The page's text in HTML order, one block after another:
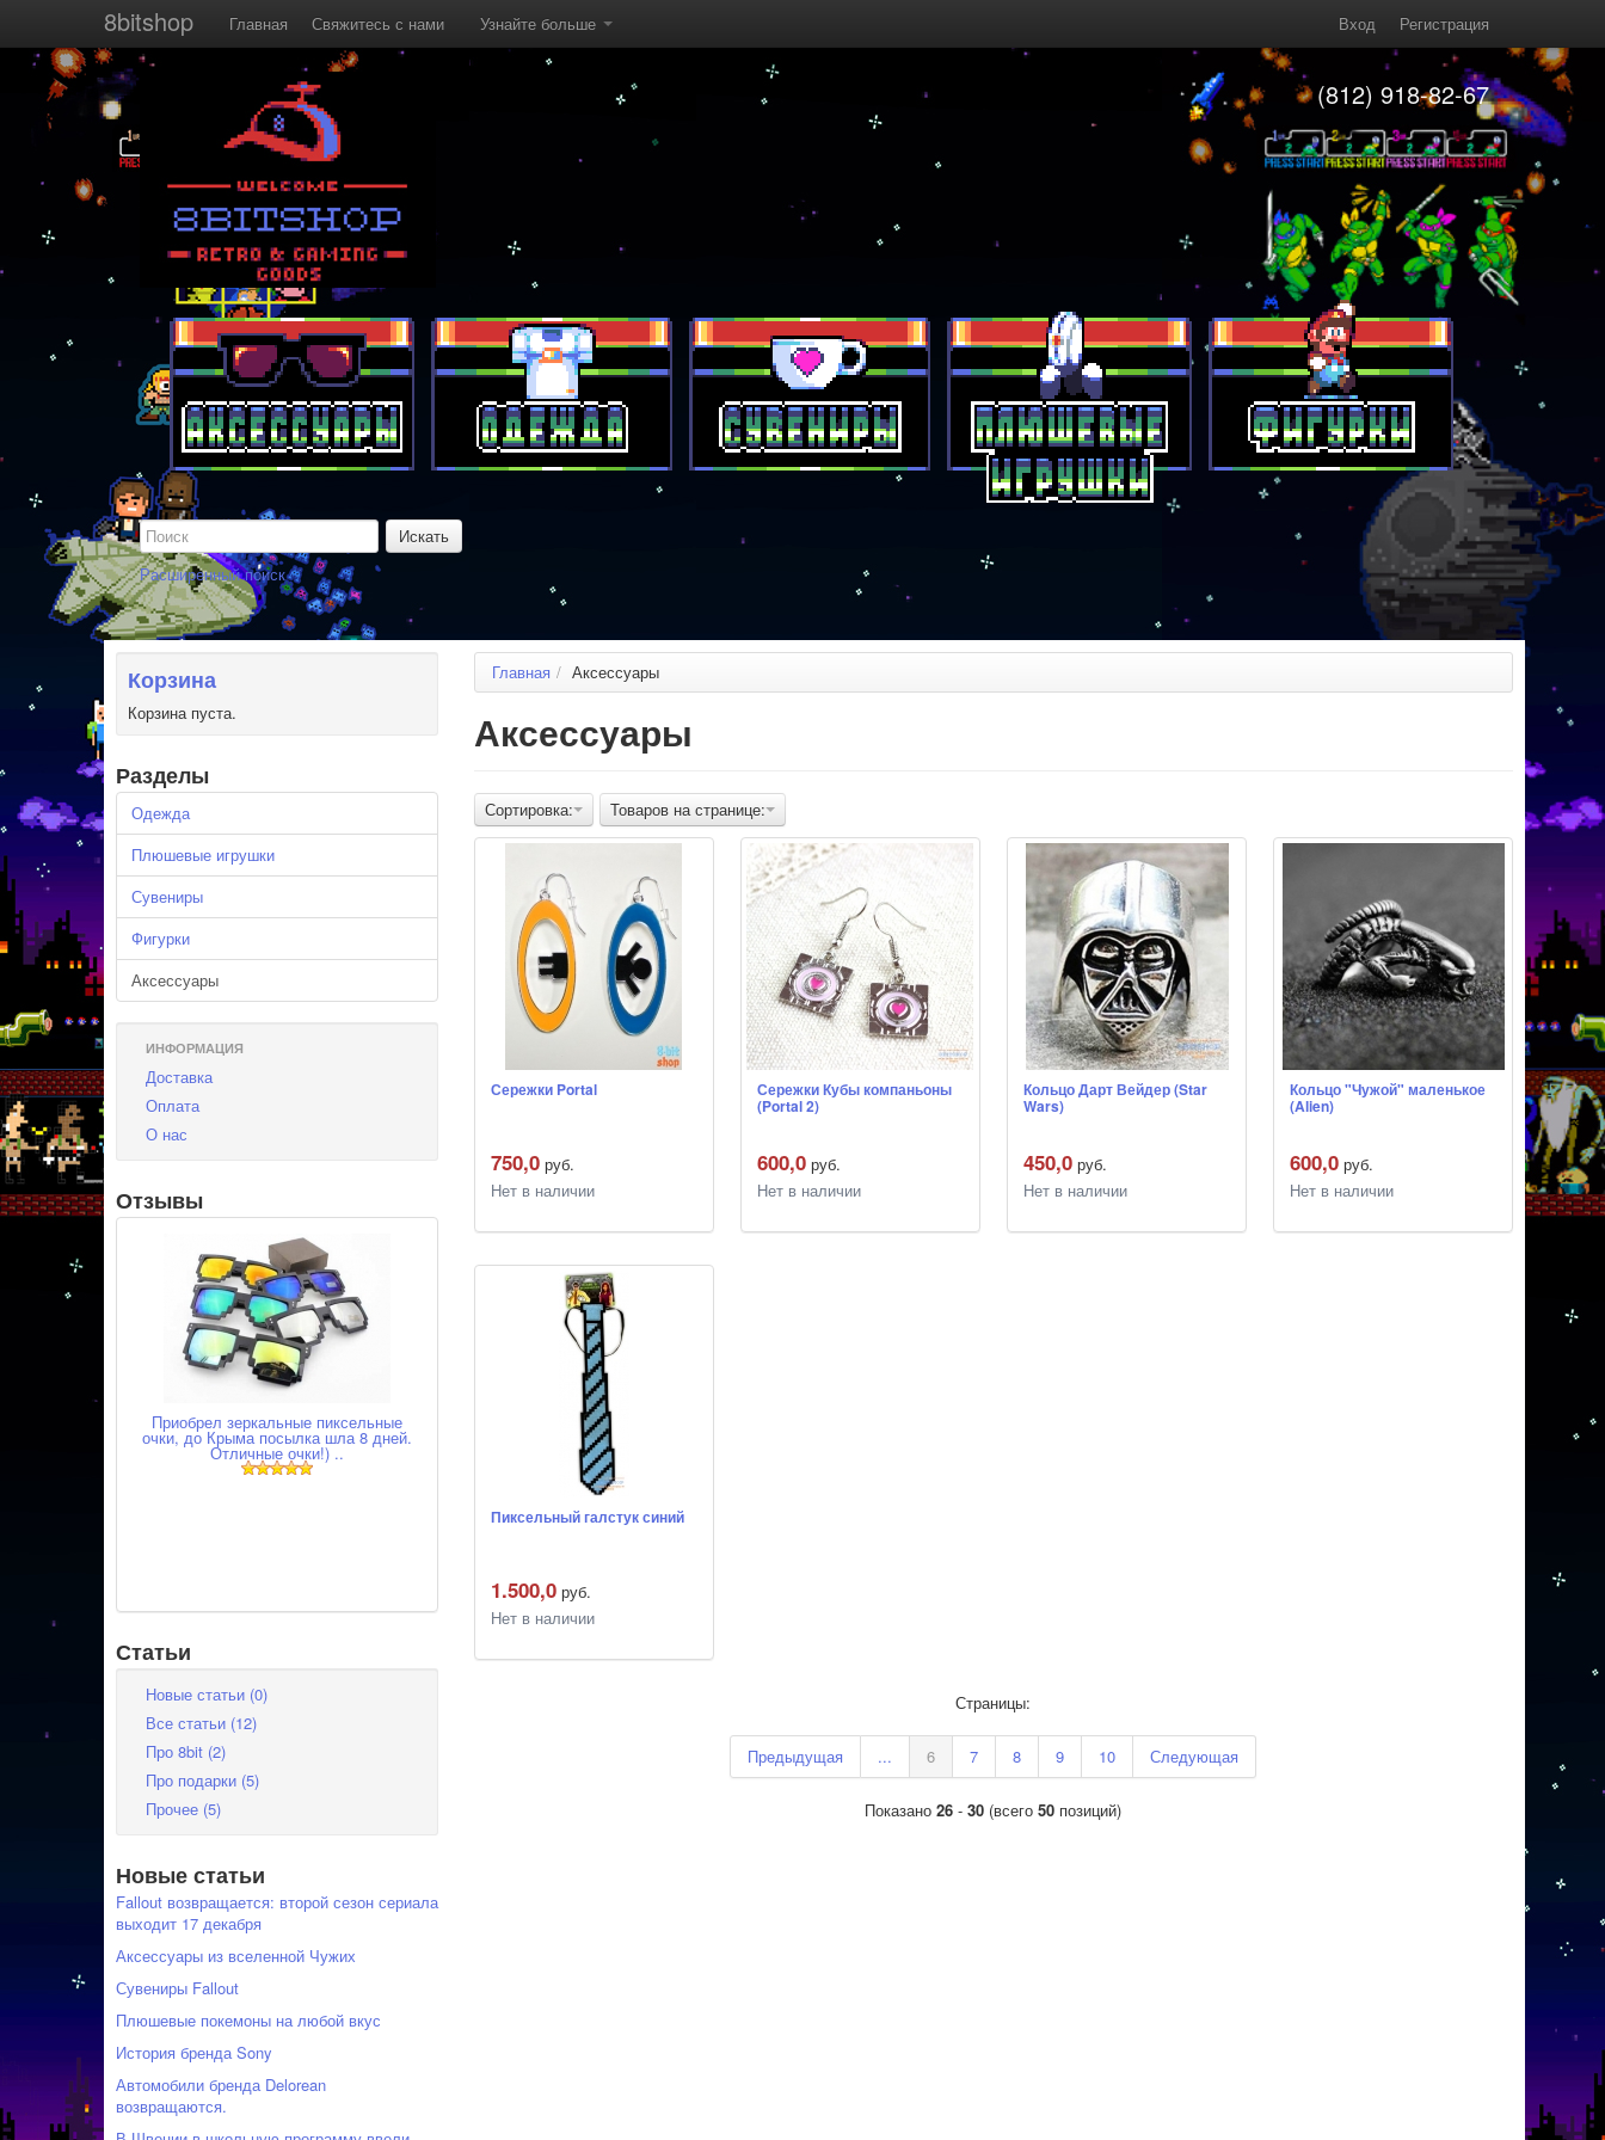
8bitshop Главная Свяжитесь с нами Узнайте больше Вход Регистрация
(812) 918-82-67
Расширенный поиск
Корзина
Корзина пуста.
Разделы
Одежда
Плюшевые игрушки
Сувениры
Фигурки
Аксессуары
ИНФОРМАЦИЯ
Доставка
Оплата
О нас
Отзывы
Приобрел зеркальные пиксельные
очки, до Крыма посылка шла 8 дней.
Отличные очки!) ..
Статьи
Новые статьи (0)
Все статьи (12)
Про 8bit (2)
Про подарки (5)
Прочее (5)
Новые статьи
Fallout возвращается: второй сезон сериала
выходит 17 декабря
Аксессуары из вселенной Чужих
Сувениры Fallout
Плюшевые покемоны на любой вкус
История бренда Sony
Автомобили бренда Delorean
возвращаются.
Главная / Аксессуары
Аксессуары
Сортировка: Товаров на странице:
Сережки Portal
750,0 руб.
Нет в наличии
Сережки Кубы компаньоны
(Portal 2)
600,0 руб.
Нет в наличии
Кольцо Дарт Вейдер (Star
Wars)
450,0 руб.
Нет в наличии
Кольцо "Чужой" маленькое
(Alien)
600,0 руб.
Нет в наличии
Пиксельный галстук синий
1.500,0 руб.
Нет в наличии
Страницы:
Предыдущая ... 6 7 8 9 10 Следующая
Показано26 -30 (всего50 позиций)